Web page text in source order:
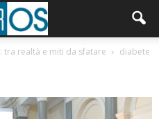
tra realtà e miti da sfatare diabete